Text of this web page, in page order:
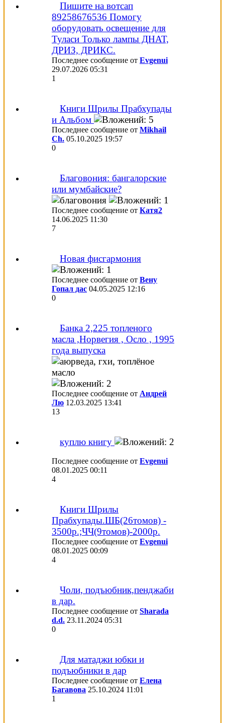
Пишите на вотсап
89258676536 Помогу
оборудовать освещение для
Туласи Только лампы ДНАТ,
ДРИЗ, ДРИКС.
Последнее сообщение от Evgenui
29.07.2026 05:31
1
Книги Шрилы Прабхупады
и Альбом
Последнее сообщение от Mikhail
Ch. 05.10.2025 19:57
0
Благовония: бангалорские
или мумбайские?
Последнее сообщение от Катя2
14.06.2025 11:30
7
Новая фисгармония
Последнее сообщение от Вену
Гопал дас 04.05.2025 12:16
0
Банка 2,225 топленого
масла ,Норвегия , Осло , 1995
года выпуска
Последнее сообщение от Андрей
Лю 12.03.2025 13:41
13
куплю книгу
Последнее сообщение от Evgenui
08.01.2025 00:11
4
Книги Шрилы
Прабхупады.ШБ(26томов) -
3500р.;ЧЧ(9томов)-2000р.
Последнее сообщение от Evgenui
08.01.2025 00:09
4
Чоли, подъюбник,пенджаби
в дар.
Последнее сообщение от Sharada
d.d. 23.11.2024 05:31
0
Для матаджи юбки и
подъюбники в дар
Последнее сообщение от Елена
Багавова 25.10.2024 11:01
1